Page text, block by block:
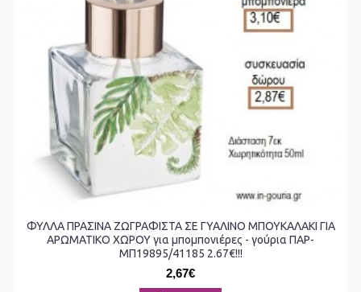
ΦΥΛΛΑ ΠΡΑΣΙΝΑ ΖΩΓΡΑΦΙΣΤΑ ΣΕ ΓΥΑΛΙΝΟ ΜΠΟΥΚΑΛΑΚΙ ΓΙΑ
ΑΡΩΜΑΤΙΚΟ ΧΩΡΟΥ για μπομπονιέρες - γούρια ΠΑΡ-
ΜΠ19895/41185 2.67€!!!
2,67€